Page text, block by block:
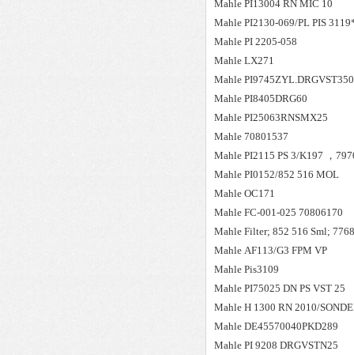
Mahle PI13004 RN MIC 10
Mahle PI2130-069/PL PIS
Mahle PI 2205-058
Mahle LX271
Mahle
Mahle PI8405DRG60
Mahle PI25063RNSMX25
Mahle 70801537
Mahle PI2115 PS 3/K197 ，
Mahle PI0152/852 516 MOL
Mahle OC171
Mahle FC-001-025 70806170
Mahle Filter; 852 516 Sml;
Mahle AF113/G3 FPM VP
Mahle Pis3109
Mahle PI75025 DN PS VST 25
Mahle H 1300 RN 2010/
Mahle DE45570040PKD289
Mahle PI 9208 DRGVSTN25